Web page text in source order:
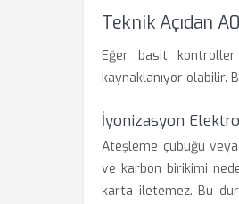
Teknik Açıdan
Eğer basit kontroller
kaynaklanıyor olabilir.
İyonizasyon
Ateşleme çubuğu
ve karbon birikimi
karta iletemez. Bu